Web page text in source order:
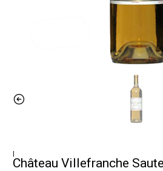
|
Château Villefranche